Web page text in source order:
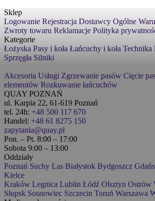
Sklep
Logowanie Rejestracja Dostawcy Ogólne
Zwroty towaru Reklamacje Polityka
Kategorie
Łożyska Pasy i koła Łańcuchy i koła Technika
Sprzęgła Silniki
Akcesoria Usługi Zgrzewanie pasów Cięcie
elementów Rozkuwanie łańcuchów
QUAY POZNAŃ
ul. Karpia 22, 61-619 Poznań
tel. 24h: +48 500 117 670
Handel: +48 61 8275 150
zapytania@quay.pl
Pon. – Pt. 8:00 – 17:00
Sobota 9:00 – 13:00
Oddziały
Poznań Suchy Las Białystok Bydgoszcz
Kielce
Kraków Legnica Lublin Łódź Olsztyn Ostrów
Słupsk Sosnowiec Szczecin Toruń Warszawa